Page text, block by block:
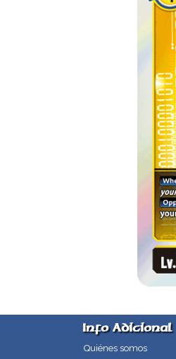
Info Adicional
Quiénes somos